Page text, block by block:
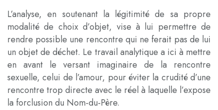
L’analyse, en soutenant la légitimité de sa propre
modalité de choix d’objet, vise à lui permettre de
rendre possible une rencontre qui ne ferait pas de lui
un objet de déchet. Le travail analytique a ici à mettre
en avant le versant imaginaire de la rencontre
sexuelle, celui de l’amour, pour éviter la crudité d’une
rencontre trop directe avec le réel à laquelle l’expose
la forclusion du Nom-du-Père.